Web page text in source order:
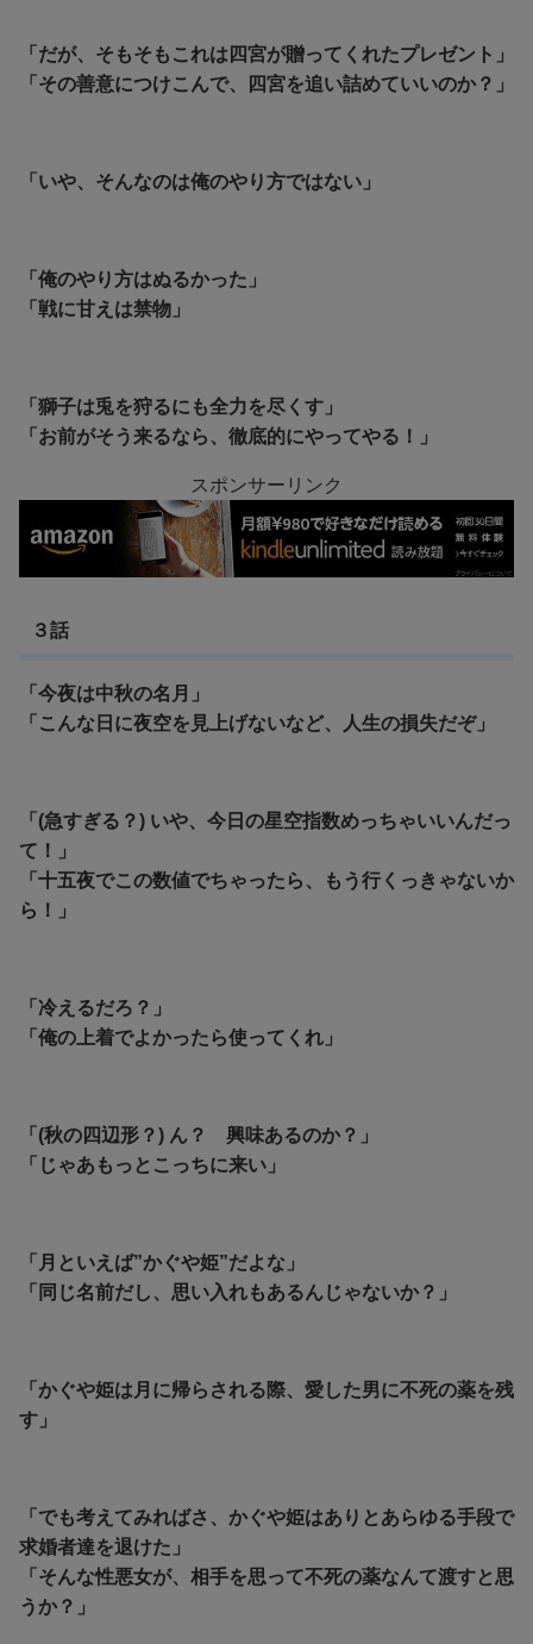
「だが、そもそもこれは四宮が贈ってくれたプレゼント」
「その善意につけこんで、四宮を追い詰めていいのか？」
「いや、そんなのは俺のやり方ではない」
「俺のやり方はぬるかった」
「戦に甘えは禁物」
「獅子は兎を狩るにも全力を尽くす」
「お前がそう来るなら、徹底的にやってやる！」
スポンサーリンク
３話
「今夜は中秋の名月」
「こんな日に夜空を見上げないなど、人生の損失だぞ」
「(急すぎる？) いや、今日の星空指数めっちゃいいんだっ
て！」
「十五夜でこの数値でちゃったら、もう行くっきゃないか
ら！」
「冷えるだろ？」
「俺の上着でよかったら使ってくれ」
「(秋の四辺形？) ん？ 興味あるのか？」
「じゃあもっとこっちに来い」
「月といえば”かぐや姫”だよな」
「同じ名前だし、思い入れもあるんじゃないか？」
「かぐや姫は月に帰らされる際、愛した男に不死の薬を残
す」
「でも考えてみればさ、かぐや姫はありとあらゆる手段で
求婚者達を退けた」
「そんな性悪女が、相手を思って不死の薬なんて渡すと思
うか？」